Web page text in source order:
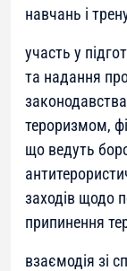
навчань і
участь у
та надання
тероризмом,
що ведуть
заходів щодо
припинення
взаємодія зі